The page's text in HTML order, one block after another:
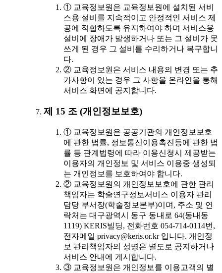
① 교육정보원은 교육정보원에 설치된 서비
스용 설비를 지속적이고 안정적인 서비스 제
공에 적합하도록 유지하여야 하며 서비스용
설비에 장애가 발생하거나 또는 그 설비가 못
쓰게 된 경우 그 설비를 수리하거나 복구합니
다.
② 교육정보원은 서비스 내용의 변경 또는 추
가사항이 있는 경우 그 사항을 온라인을 통해
서비스 화면에 공지합니다.
제 15 조 (개인정보보호)
① 교육정보원은 공공기관의 개인정보보호
에 관한 법률, 정보통신이용촉진등에 관한 법
률 등 관계법령에 따라 이용신청시 제공받는
이용자의 개인정보 및 서비스 이용중 생성되
는 개인정보를 보호하여야 합니다.
② 교육정보원의 개인정보보호에 관한 관리
책임자는 학술연구정보서비스 이용자 관리
담당 부서장(학술정보본부)이며, 주소 및 연
락처는 대구광역시 동구 동내로 64(동내동
1119) KERIS빌딩, 전화번호 054-714-0114번,
전자메일 privacy@keris.or.kr 입니다. 개인정
보 관리책임자의 성명은 별도로 공지하거나
서비스 안내에 게시합니다.
③ 교육정보원은 개인정보를 이용고객의 별